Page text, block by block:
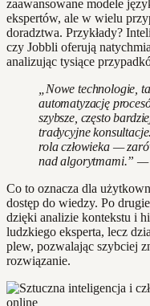
zaawansowane modele
ekspertów, ale w wielu
doradztwa. Przykłady?
czy Jobbli oferują
analizując tysiące
„Nowe technologie,
automatyzację
szybsze, często
tradycyjne
rola człowieka —
nad algorytmami.” —
Co to oznacza dla
dostęp do wiedzy. Po
dzięki analizie kontekstu i
ludzkiego eksperta, lecz
plew, pozwalając szybciej
rozwiązanie.